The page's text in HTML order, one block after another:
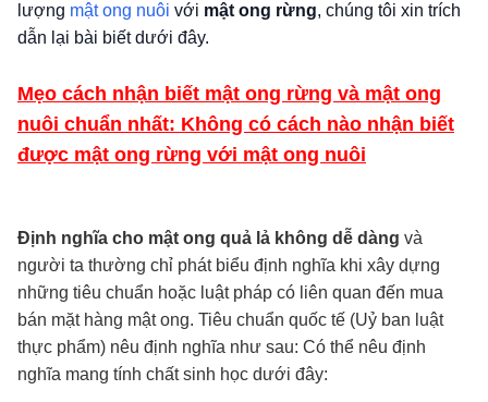
lượng mật ong nuôi với mật ong rừng, chúng tôi xin trích
dẫn lại bài biết dưới đây.
Mẹo cách nhận biết mật ong rừng và mật ong
nuôi chuẩn nhất: Không có cách nào nhận biết
được mật ong rừng với mật ong nuôi
Định nghĩa cho mật ong quả lả không dễ dàng và
người ta thường chỉ phát biểu định nghĩa khi xây dựng
những tiêu chuẩn hoặc luật pháp có liên quan đến mua
bán mặt hàng mật ong. Tiêu chuẩn quốc tế (Uỷ ban luật
thực phẩm) nêu định nghĩa như sau: Có thể nêu định
nghĩa mang tính chất sinh học dưới đây: